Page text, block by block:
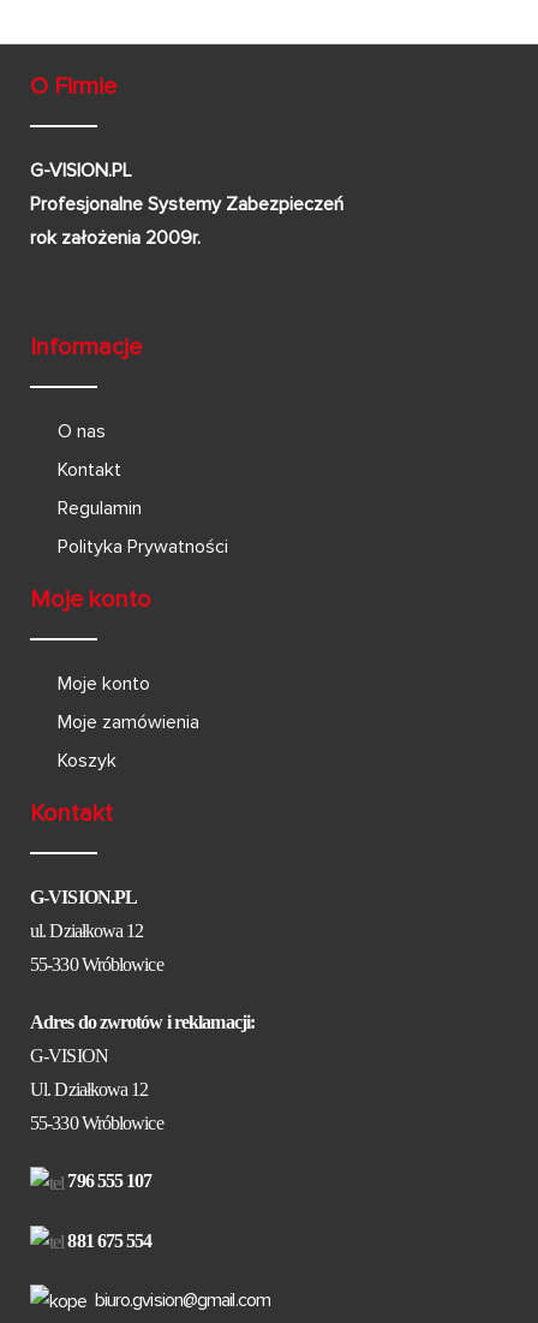
O Firmie
G-VISION.PL
Profesjonalne Systemy Zabezpieczeń
rok założenia 2009r.
Informacje
O nas
Kontakt
Regulamin
Polityka Prywatności
Moje konto
Moje konto
Moje zamówienia
Koszyk
Kontakt
G-VISION.PL
ul. Działkowa 12
55-330 Wróblowice
Adres do zwrotów i reklamacji:
G-VISION
Ul. Działkowa 12
55-330 Wróblowice
796 555 107
881 675 554
biuro.gvision@gmail.com